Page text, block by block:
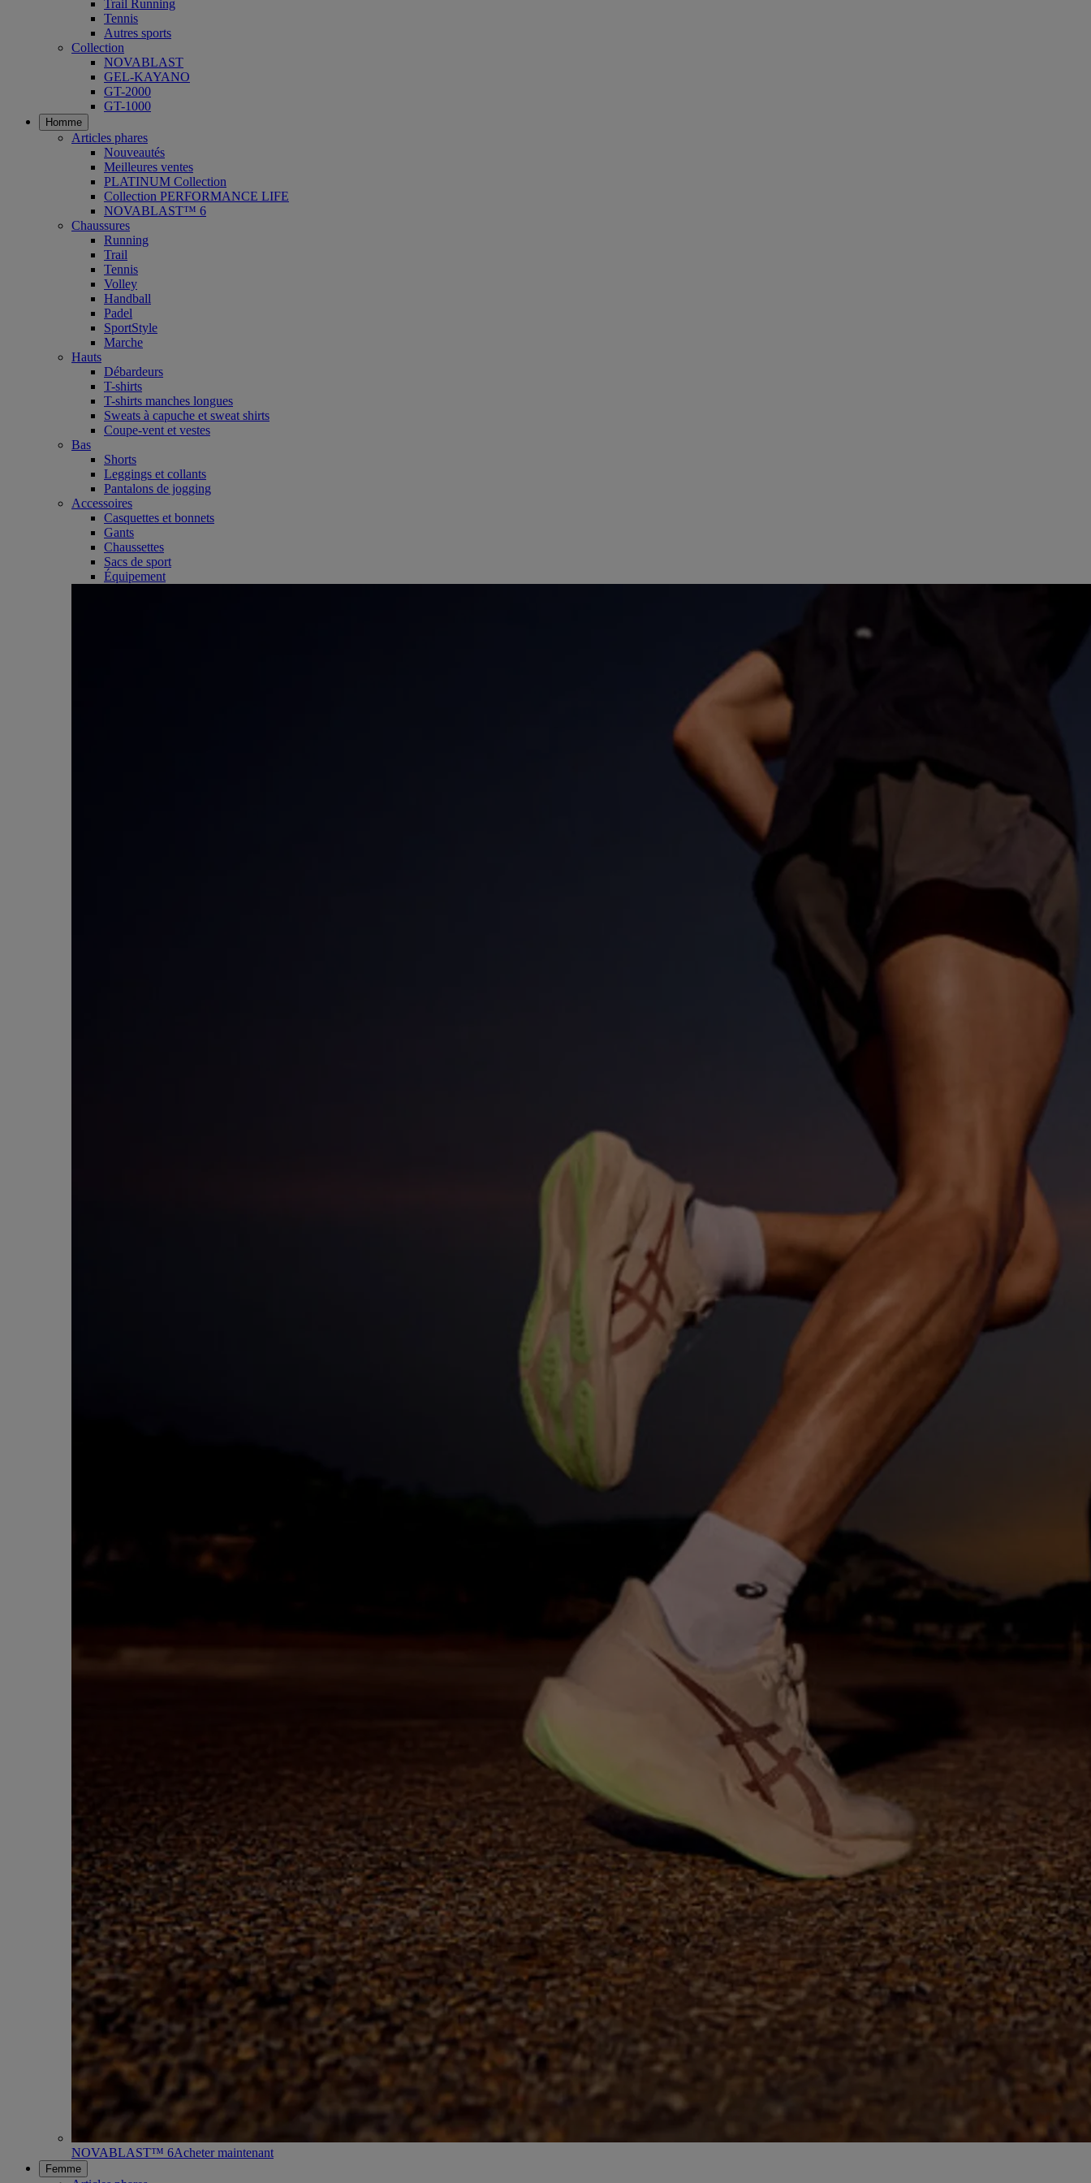
Trail Running
Tennis
Autres sports
Collection
NOVABLAST
GEL-KAYANO
GT-2000
GT-1000
Homme
Articles phares
Nouveautés
Meilleures ventes
PLATINUM Collection
Collection PERFORMANCE LIFE
NOVABLAST™ 6
Chaussures
Running
Trail
Tennis
Volley
Handball
Padel
SportStyle
Marche
Hauts
Débardeurs
T-shirts
T-shirts manches longues
Sweats à capuche et sweat shirts
Coupe-vent et vestes
Bas
Shorts
Leggings et collants
Pantalons de jogging
Accessoires
Casquettes et bonnets
Gants
Chaussettes
Sacs de sport
Équipement
NOVABLAST™ 6Acheter maintenant
Femme